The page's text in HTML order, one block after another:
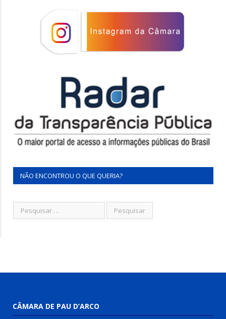
NÃO ENCONTROU O QUE QUERIA?
CÂMARA DE PAU D’ARCO